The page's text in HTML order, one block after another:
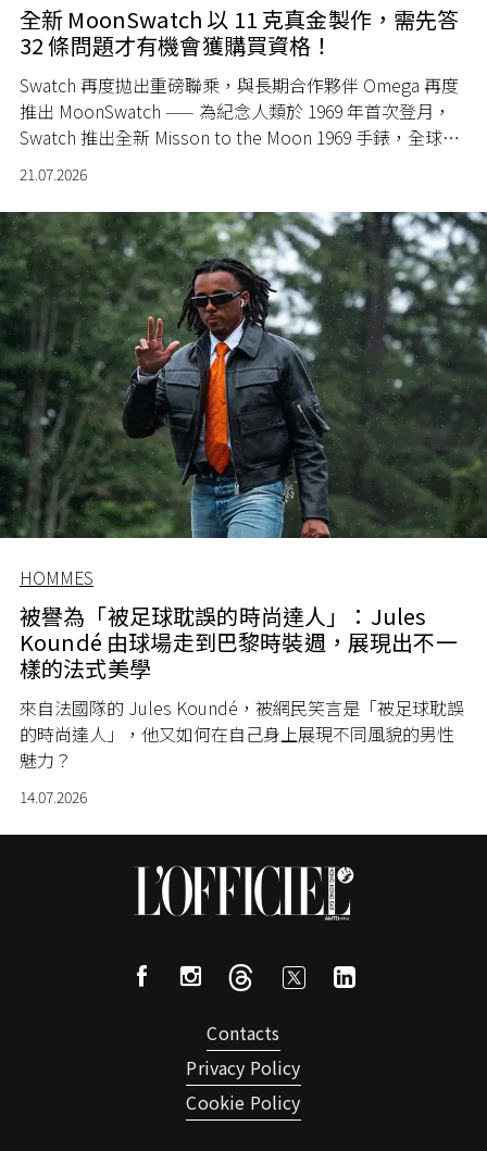
全新 MoonSwatch 以 11 克真金製作，需先答
32 條問題才有機會獲購買資格！
Swatch 再度拋出重磅聯乘，與長期合作夥伴 Omega 再度
推出 MoonSwatch —— 為紀念人類於 1969 年首次登月，
Swatch 推出全新 Misson to the Moon 1969 手錶，全球限
21.07.2026
HOMMES
被譽為「被足球耽誤的時尚達人」：Jules
Koundé 由球場走到巴黎時裝週，展現出不一
樣的法式美學
來自法國隊的 Jules Koundé，被網民笑言是「被足球耽誤
的時尚達人」，他又如何在自己身上展現不同風貌的男性
魅力？
14.07.2026
Contacts
Privacy Policy
Cookie Policy